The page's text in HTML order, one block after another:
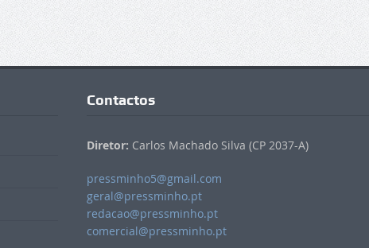
Contactos
Diretor: Carlos Machado Silva (CP 2037-A)
pressminho5@gmail.com
geral@pressminho.pt
redacao@pressminho.pt
comercial@pressminho.pt